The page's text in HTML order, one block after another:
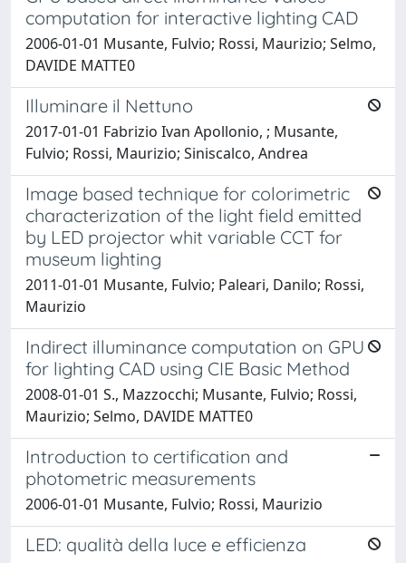
computation for interactive lighting CAD
2006-01-01 Musante, Fulvio; Rossi, Maurizio; Selmo,
DAVIDE MATTE0
Illuminare il Nettuno
2017-01-01 Fabrizio Ivan Apollonio, ; Musante,
Fulvio; Rossi, Maurizio; Siniscalco, Andrea
Image based technique for colorimetric
characterization of the light field emitted
by LED projector whit variable CCT for
museum lighting
2011-01-01 Musante, Fulvio; Paleari, Danilo; Rossi,
Maurizio
Indirect illuminance computation on GPU
for lighting CAD using CIE Basic Method
2008-01-01 S., Mazzocchi; Musante, Fulvio; Rossi,
Maurizio; Selmo, DAVIDE MATTE0
Introduction to certification and
photometric measurements
2006-01-01 Musante, Fulvio; Rossi, Maurizio
LED: qualità della luce e efficienza